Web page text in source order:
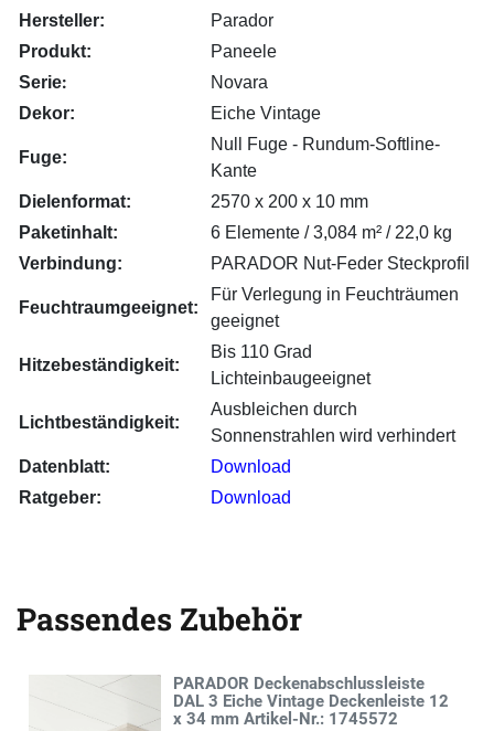
Hersteller:
Parador
Produkt:
Paneele
Serie:
Novara
Dekor:
Eiche Vintage
Fuge:
Null Fuge - Rundum-Softline-
Kante
Dielenformat:
2570 x 200 x 10 mm
Paketinhalt:
6 Elemente / 3,084 m² / 22,0 kg
Verbindung:
PARADOR Nut-Fe­der Steck­pro­fil
Feuchtraumgeeignet:
Für Verlegung in Feuchträumen
geeignet
Hitzebeständigkeit:
Bis 110 Grad
Lichteinbaugeeignet
Lichtbeständigkeit:
Ausbleichen durch
Sonnenstrahlen wird verhindert
Datenblatt:
Download
Ratgeber:
Download
Passendes Zubehör
PARADOR Deckenabschlussleiste
DAL 3 Eiche Vintage Deckenleiste 12
x 34 mm Artikel-Nr.: 1745572